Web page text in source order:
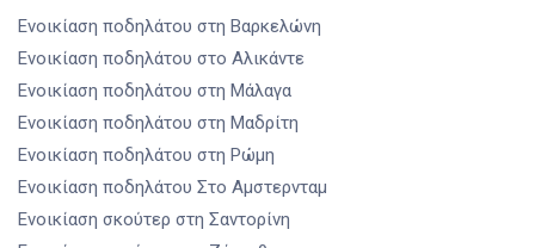
Ενοικίαση ποδηλάτου στη Βαρκελώνη
Ενοικίαση ποδηλάτου στο Αλικάντε
Ενοικίαση ποδηλάτου στη Μάλαγα
Ενοικίαση ποδηλάτου στη Μαδρίτη
Ενοικίαση ποδηλάτου στη Ρώμη
Ενοικίαση ποδηλάτου Στο Αμστερνταμ
Ενοικίαση σκούτερ στη Σαντορίνη